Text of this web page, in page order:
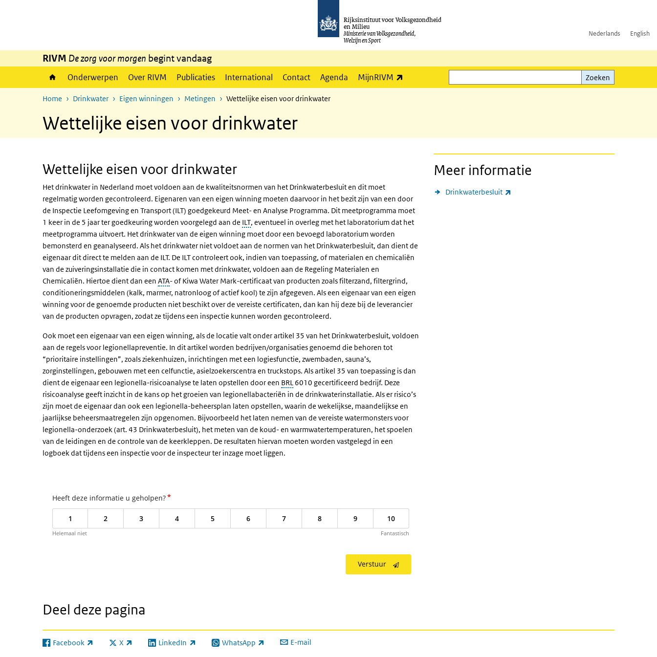
Rijksinstituut voor Volksgezondheid
en Milieu
Ministerie van Volksgezondheid,
Welzijn en Sport
Nederlands English
RIVM De zorg voor morgen begint vandaag
Onderwerpen Over RIVM Publicaties International Contact Agenda MijnRIVM
Zoeken
Zoeken
Home Drinkwater Eigen winningen Metingen Wettelijke eisen voor drinkwater
Wettelijke eisen voor drinkwater
Wettelijke eisen voor drinkwater
Het drinkwater in Nederland moet voldoen aan de kwaliteitsnormen van het Drinkwaterbesluit en dit moet
regelmatig worden gecontroleerd. Eigenaren van een eigen winning moeten daarvoor in het bezit zijn van een door
de Inspectie Leefomgeving en Transport (ILT) goedgekeurd Meet- en Analyse Programma. Dit meetprogramma moet
1 keer in de 5 jaar ter goedkeuring worden voorgelegd aan de ILT, eventueel in overleg met het laboratorium dat het
meetprogramma uitvoert. Het drinkwater van de eigen winning moet door een bevoegd laboratorium worden
bemonsterd en geanalyseerd. Als het drinkwater niet voldoet aan de normen van het Drinkwaterbesluit, dan dient de
eigenaar dit direct te melden aan de ILT. De ILT controleert ook, indien van toepassing, of materialen en chemicaliën
van de zuiveringsinstallatie die in contact komen met drinkwater, voldoen aan de Regeling Materialen en
Chemicaliën. Hiertoe dient dan een ATA- of Kiwa Water Mark-certificaat van producten zoals filterzand, filtergrind,
conditioneringsmiddelen (kalk, marmer, natronloog of actief kool) te zijn afgegeven. Als een eigenaar van een eigen
winning voor de genoemde producten niet beschikt over de vereiste certificaten, dan kan hij deze bij de leverancier
van de producten opvragen, zodat ze tijdens een inspectie kunnen worden gecontroleerd.
Ook moet een eigenaar van een eigen winning, als de locatie valt onder artikel 35 van het Drinkwaterbesluit, voldoen
aan de regels voor legionellapreventie. In dit artikel worden bedrijven/organisaties genoemd die behoren tot
“prioritaire instellingen”, zoals ziekenhuizen, inrichtingen met een logiesfunctie, zwembaden, sauna’s,
zorginstellingen, gebouwen met een celfunctie, asielzoekerscentra en truckstops. Als artikel 35 van toepassing is dan
dient de eigenaar een legionella-risicoanalyse te laten opstellen door een BRL 6010 gecertificeerd bedrijf. Deze
risicoanalyse geeft inzicht in de kans op het groeien van legionellabacteriën in de drinkwaterinstallatie. Als er risico’s
zijn moet de eigenaar dan ook een legionella-beheersplan laten opstellen, waarin de wekelijkse, maandelijkse en
jaarlijkse beheersmaatregelen zijn opgenomen. Bijvoorbeeld het laten nemen van de vereiste watermonsters voor
legionella-onderzoek (art. 43 Drinkwaterbesluit), het meten van de koud- en warmwatertemperaturen, het spoelen
van de leidingen en de controle van de keerkleppen. De resultaten hiervan moeten worden vastgelegd in een
logboek dat tijdens een inspectie voor de inspecteur ter inzage moet liggen.
Heeft deze informatie u geholpen?*
1 2 3 4 5 6 7 8 9 10
Helemaal niet Fantastisch
Verstuur
Meer informatie
Drinkwaterbesluit
Deel deze pagina
Facebook
(externe link) X
(externe link) LinkedIn
(externe link) WhatsApp
(externe link) E-mail